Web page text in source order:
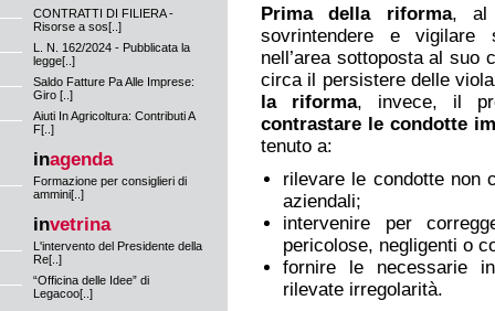
CONTRATTI DI FILIERA -
Risorse a sos[..]
L. N. 162/2024 - Pubblicata la
legge[..]
Saldo Fatture Pa Alle Imprese:
Giro [..]
Aiuti In Agricoltura: Contributi A
F[..]
inagenda
Formazione per consiglieri di
ammini[..]
invetrina
L'intervento del Presidente della
Re[..]
“Officina delle Idee” di
Legacoo[..]
Prima della riforma, al
sovrintendere e vigilare
nell’area sottoposta al suo
circa il persistere delle
la riforma, invece, il
contrastare le condotte
tenuto a:
rilevare le condotte non
aziendali;
intervenire per
pericolose, negligenti o
fornire le necessarie
rilevate irregolarità.